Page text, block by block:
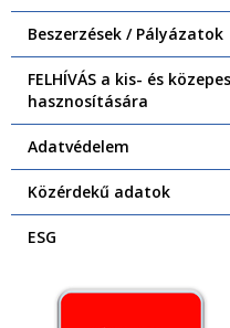
Beszerzések / Pályázatok
FELHÍVÁS a kis- és
hasznosítására
Adatvédelem
Közérdekű adatok
ESG